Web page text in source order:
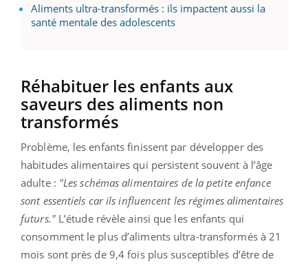
Aliments ultra-transformés : ils impactent aussi la
santé mentale des adolescents
Réhabituer les enfants aux
saveurs des aliments non
transformés
Problème, les enfants finissent par développer des
habitudes alimentaires qui persistent souvent à l’âge
adulte : "Les schémas alimentaires de la petite enfance
sont essentiels car ils influencent les régimes alimentaires
futurs." L’étude révèle ainsi que les enfants qui
consomment le plus d’aliments ultra-transformés à 21
mois sont près de 9,4 fois plus susceptibles d’être de